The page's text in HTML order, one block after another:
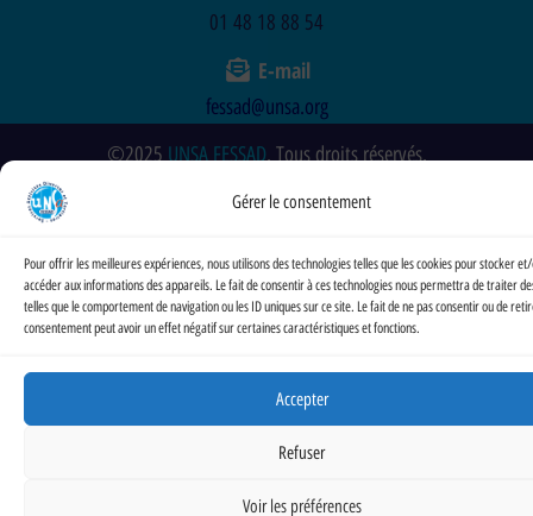
Gérer le consentement
Pour offrir les meilleures expériences, nous utilisons des technologies telles que les cookies pour stocker
accéder aux informations des appareils. Le fait de consentir à ces technologies nous permettra de traiter
telles que le comportement de navigation ou les ID uniques sur ce site. Le fait de ne pas consentir ou de
consentement peut avoir un effet négatif sur certaines caractéristiques et fonctions.
Accepter
Refuser
Voir les préférences
01 48 18 88 54
E-mail
fessad@unsa.org
©2025UNSA FESSAD. Tous droits réservés.